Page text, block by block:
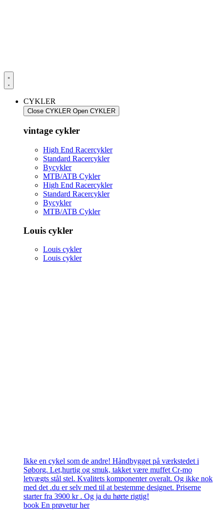
CYKLER
Close CYKLER Open CYKLER
vintage cykler
High End Racercykler
Standard Racercykler
Bycykler
MTB/ATB Cykler
High End Racercykler
Standard Racercykler
Bycykler
MTB/ATB Cykler
Louis cykler
Louis cykler
Louis cykler
Ikke en cykel som de andre! Håndbygget på værkstedet i
Søborg. Let,hurtig og smuk, takket være muffet Cr-mo
letvægts stål stel. Kvalitets komponenter overalt. Og ikke nok
med det .du er selv med til at bestemme designet. Priserne
starter fra 3900 kr . Og ja du hørte rigtig!
book En prøvetur her